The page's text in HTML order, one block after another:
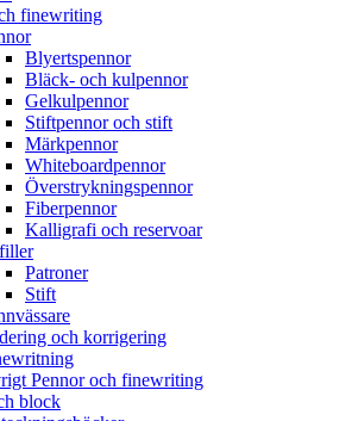
finewriting
Blyertspennor
Bläck- och kulpennor
Gelkulpennor
Stiftpennor och stift
Märkpennor
Whiteboardpennor
Överstrykningspennor
Fiberpennor
Kalligrafi och reservoar
Patroner
Stift
och korrigering
Pennor och finewriting
block